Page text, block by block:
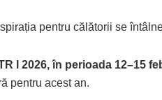
pentru călătorii se
I 2026, în perioada 12–15
pentru acest an.